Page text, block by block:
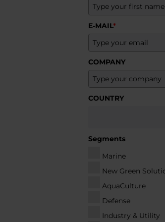
E-MAIL*
COMPANY
COUNTRY
Segments
Marine
New Green
AquaCulture
Defense
Industry & Utility